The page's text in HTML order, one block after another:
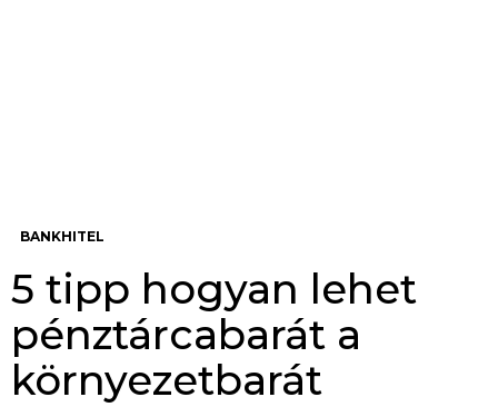
BANKHITEL
5 tipp hogyan lehet
pénztárcabarát a
környezetbarát